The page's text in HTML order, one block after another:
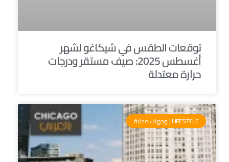
توقعات الطقس في شيكاغو لشهر
أغسطس 2025: صيف مستقر ودرجات
حرارة معتدلة
LIFESTYLE | وجهات محلية